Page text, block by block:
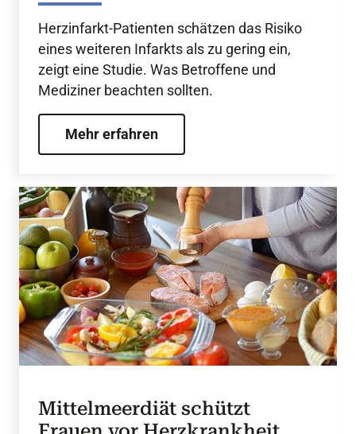
Herzinfarkt-Patienten schätzen das Risiko
eines weiteren Infarkts als zu gering ein,
zeigt eine Studie. Was Betroffene und
Mediziner beachten sollten.
Mehr erfahren
Mittelmeerdiät schützt